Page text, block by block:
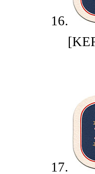
16.
17.